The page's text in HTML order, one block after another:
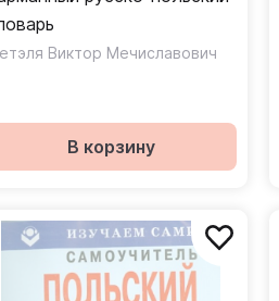
Виктор Мечиславович
В корзину